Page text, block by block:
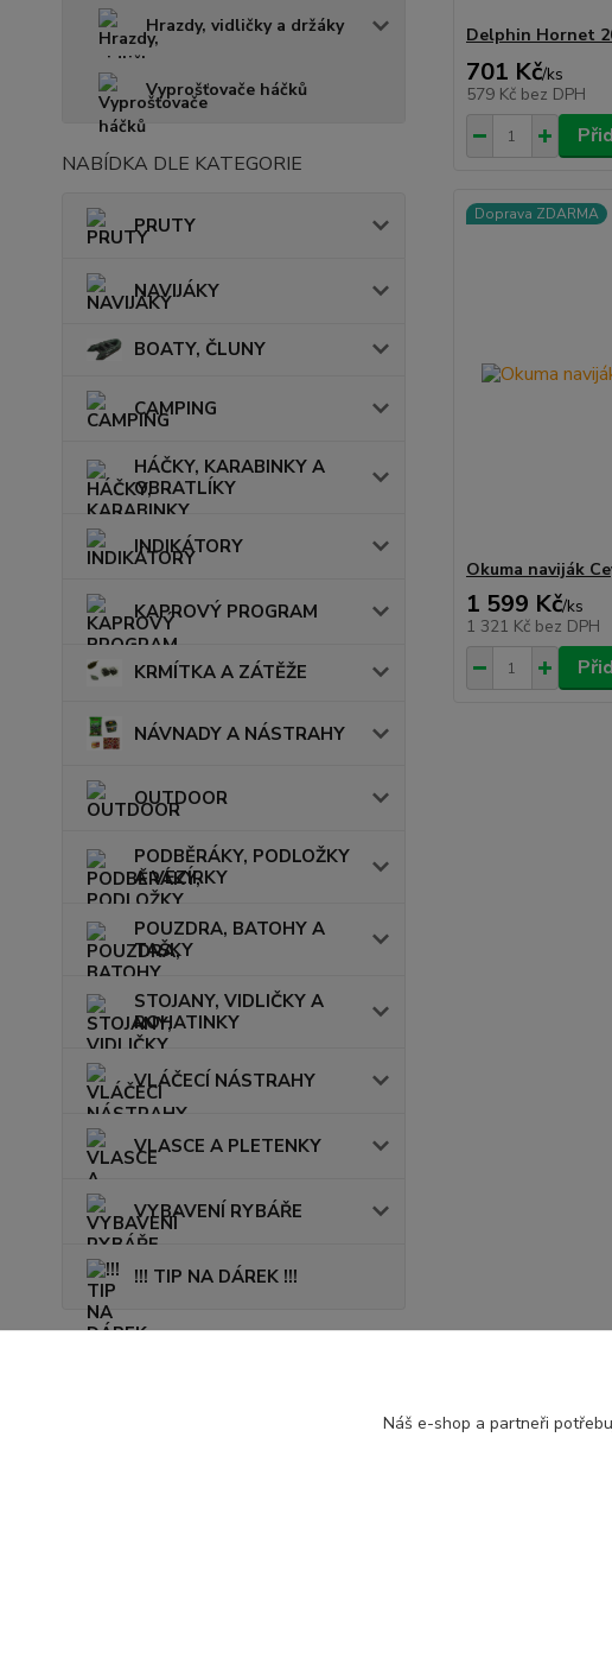
Hrazdy, vidličky a držáky
Vyprošťovače háčků
NABÍDKA DLE KATEGORIE
PRUTY
NAVIJÁKY
BOATY, ČLUNY
CAMPING
HÁČKY, KARABINKY A
OBRATLÍKY
INDIKÁTORY
KAPROVÝ PROGRAM
KRMÍTKA A ZÁTĚŽE
NÁVNADY A NÁSTRAHY
OUTDOOR
PODBĚRÁKY, PODLOŽKY
A VEZÍRKY
POUZDRA, BATOHY A
TAŠKY
STOJANY, VIDLIČKY A
ROHATINKY
VLÁČECÍ NÁSTRAHY
VLASCE A PLETENKY
VYBAVENÍ RYBÁŘE
!!! TIP NA DÁREK !!!
Delphin Hornet
701 Kč/ks
579 Kč bez DPH
Doprava ZDARMA
Okuma naviják
1 599 Kč/ks
1 321 Kč bez DPH
Náš e-shop a partneři